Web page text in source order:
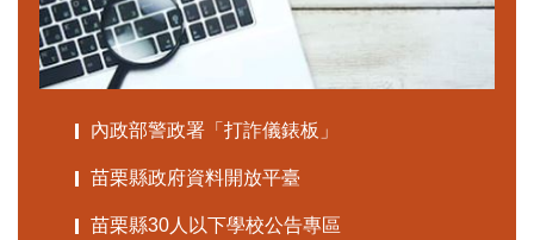
內政部警政署「打詐儀錶板」
苗栗縣政府資料開放平臺
苗栗縣30人以下學校公告專區